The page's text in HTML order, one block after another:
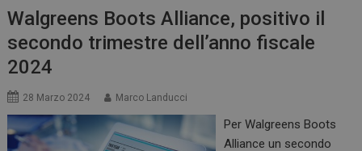
Walgreens Boots Alliance, positivo il
secondo trimestre dell’anno fiscale
2024
28 Marzo 2024 Marco Landucci
Per Walgreens Boots
Alliance un secondo